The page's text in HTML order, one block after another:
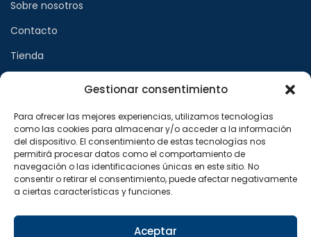
Gestionar consentimiento
Para ofrecer las mejores experiencias, utilizamos tecnologías
como las cookies para almacenar y/o acceder a la información
del dispositivo. El consentimiento de estas tecnologías nos
permitirá procesar datos como el comportamiento de
navegación o las identificaciones únicas en este sitio. No
consentir o retirar el consentimiento, puede afectar negativamente
a ciertas características y funciones.
Aceptar
Sobre nosotros
Contacto
Tienda
Aviso legal
Política de privacidad
Política de cookies
Síguenos en